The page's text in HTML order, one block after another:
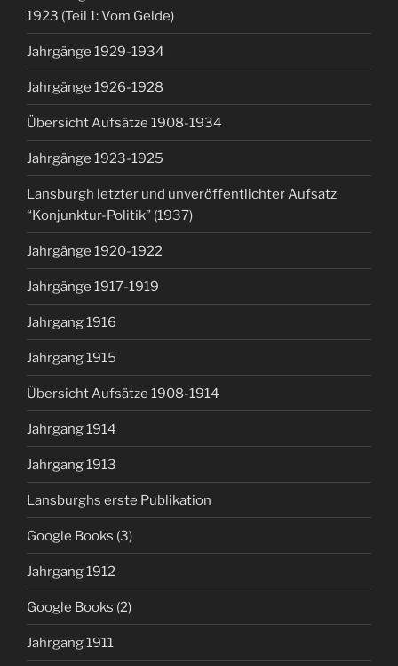
1923 (Teil 1: Vom Gelde)
Jahrgänge 1929-1934
Jahrgänge 1926-1928
Übersicht Aufsätze 1908-1934
Jahrgänge 1923-1925
Lansburgh letzter und unveröffentlichter Aufsatz
“Konjunktur-Politik” (1937)
Jahrgänge 1920-1922
Jahrgänge 1917-1919
Jahrgang 1916
Jahrgang 1915
Übersicht Aufsätze 1908-1914
Jahrgang 1914
Jahrgang 1913
Lansburghs erste Publikation
Google Books (3)
Jahrgang 1912
Google Books (2)
Jahrgang 1911